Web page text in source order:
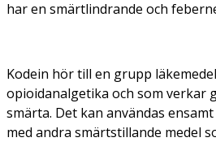
har en smärtlindrande och
Kodein hör till en grupp
opioidanalgetika och som verkar
smärta. Det kan användas
med andra smärtstillande medel